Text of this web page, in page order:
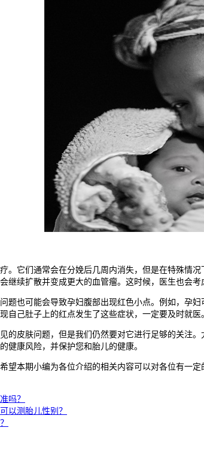
它们通常会在分娩后几周内消失，但是在特殊情
继续扩散并变成更大的血管瘤。这时候，医生也会考
也可能会导致孕妇腹部出现红色小点。例如，孕
自己肚子上的红点发生了这些症状，一定要及时就医
皮肤问题，但是我们仍然要对它进行足够的关注。
健康风险，并保护您和胎儿的健康。
本期小编为各位介绍的相关内容可以对各位有一定
吗？
测胎儿性别？